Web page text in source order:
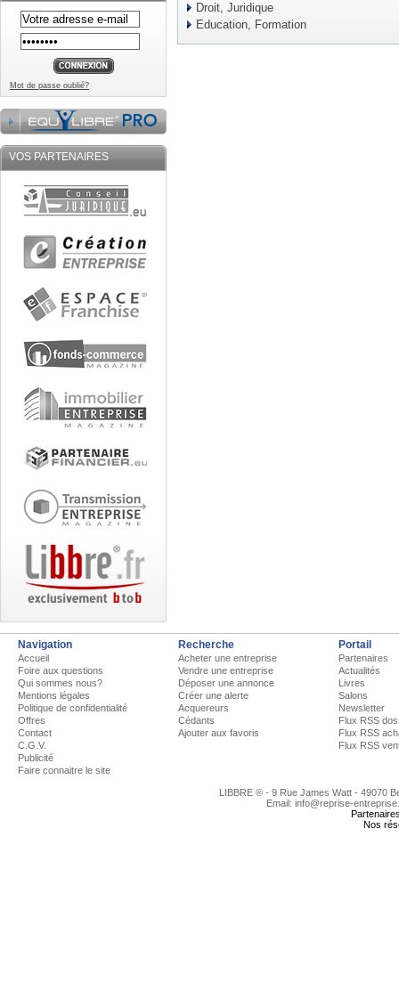
Mot de passe oublié?
VOS PARTENAIRES
Droit, Juridique
Education, Formation
Navigation
Accueil
Foire aux questions
Qui sommes nous?
Mentions légales
Politique de confidentialité
Offres
Contact
C.G.V.
Publicité
Faire connaitre le site
Recherche
Acheter une entreprise
Vendre une entreprise
Déposer une annonce
Créer une alerte
Acquereurs
Cédants
Ajouter aux favoris
Portail
Partenaires
Actualités
Livres
Salons
Newsletter
Flux RSS
Flux RSS
Flux RSS
LIBBRE ® - 9 Rue James Watt - 49070
Email: info@reprise-
Nos